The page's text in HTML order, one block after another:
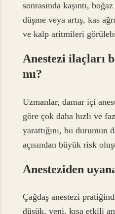
sonrasında kaşıntı,
düşme veya artış, kas
ve kalp aritmileri
Anestezi ilaçları
mı?
Uzmanlar, damar içi
göre çok daha hızlı ve
yarattığını, bu durumun
açısından büyük risk
Anesteziden
Çağdaş anestezi
düşük, yeni, kısa etkili